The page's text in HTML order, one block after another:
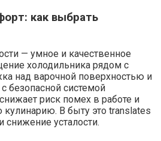
как выбрать
— умное и качественное
холодильника рядом с
над варочной поверхностью и
безопасной системой
риск помех в работе и
кулинарию. В быту это translates
усталости.